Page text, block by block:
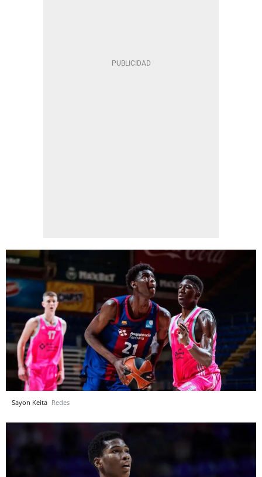
Sayon Keita Redes